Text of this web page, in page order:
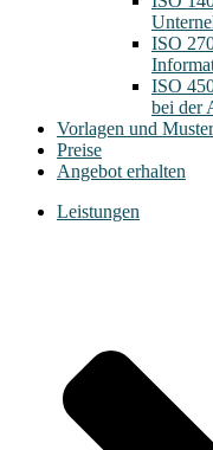
ISO
ISO
bei der
Vorlagen und Muster
Preise
Angebot erhalten
Leistungen